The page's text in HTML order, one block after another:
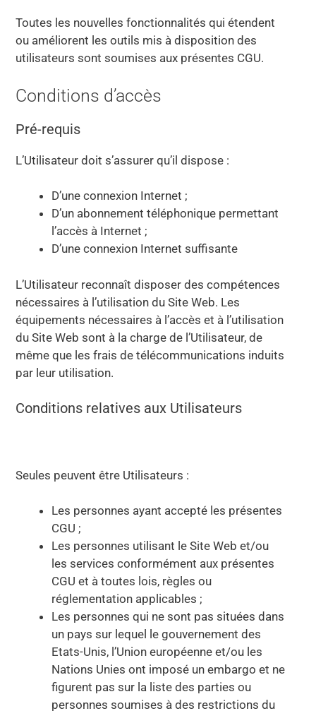
Toutes les nouvelles fonctionnalités qui étendent
ou améliorent les outils mis à disposition des
utilisateurs sont soumises aux présentes CGU.
Conditions d’accès
Pré-requis
L’Utilisateur doit s’assurer qu’il dispose :
D’une connexion Internet ;
D’un abonnement téléphonique permettant
l’accès à Internet ;
D’une connexion Internet suffisante
L’Utilisateur reconnaît disposer des compétences
nécessaires à l’utilisation du Site Web. Les
équipements nécessaires à l’accès et à l’utilisation
du Site Web sont à la charge de l’Utilisateur, de
même que les frais de télécommunications induits
par leur utilisation.
Conditions relatives aux Utilisateurs
Seules peuvent être Utilisateurs :
Les personnes ayant accepté les présentes
CGU ;
Les personnes utilisant le Site Web et/ou
les services conformément aux présentes
CGU et à toutes lois, règles ou
réglementation applicables ;
Les personnes qui ne sont pas situées dans
un pays sur lequel le gouvernement des
Etats-Unis, l’Union européenne et/ou les
Nations Unies ont imposé un embargo et ne
figurent pas sur la liste des parties ou
personnes soumises à des restrictions du